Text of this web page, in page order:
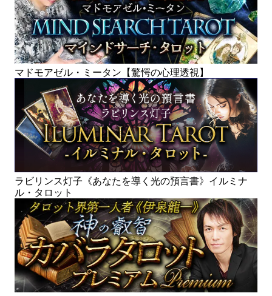
マドモアゼル・ミータン【驚愕の心理透視】
ラビリンス灯子《あなたを導く光の預言書》イルミナ
ル・タロット